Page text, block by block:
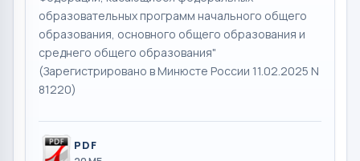
образовательных программ начального общего
образования, основного общего образования и
среднего общего образования"
(Зарегистрировано в Минюсте России 11.02.2025 N
81220)
PDF